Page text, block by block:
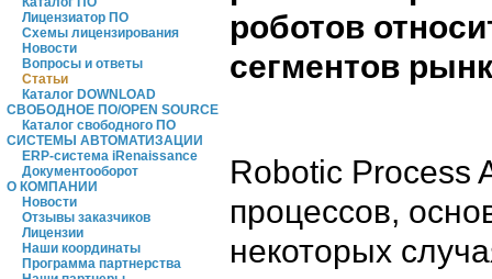
Лицензиатор ПО
Схемы лицензирования
Новости
Вопросы и ответы
Статьи
Каталог DOWNLOAD
СВОБОДНОЕ ПО/OPEN SOURCE
Каталог свободного ПО
СИСТЕМЫ АВТОМАТИЗАЦИИ
ERP-система iRenaissance
Документооборот
О КОМПАНИИ
Новости
Отзывы заказчиков
Лицензии
Наши координаты
Программа партнерства
роботов
сегментов
Robotic Process
процессов,
некоторых